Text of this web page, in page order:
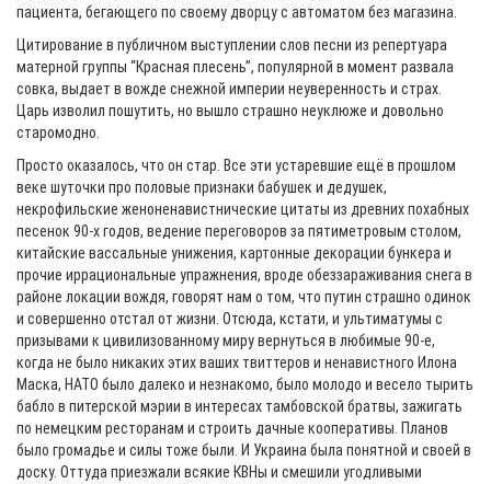
пациента, бегающего по своему дворцу с автоматом без магазина.
Цитирование в публичном выступлении слов песни из репертуара
матерной группы “Красная плесень”, популярной в момент развала
совка, выдает в вожде снежной империи неуверенность и страх.
Царь изволил пошутить, но вышло страшно неуклюже и довольно
старомодно.
Просто оказалось, что он стар. Все эти устаревшие ещё в прошлом
веке шуточки про половые признаки бабушек и дедушек,
некрофильские женоненавистнические цитаты из древних похабных
песенок 90-х годов, ведение переговоров за пятиметровым столом,
китайские вассальные унижения, картонные декорации бункера и
прочие иррациональные упражнения, вроде обеззараживания снега в
районе локации вождя, говорят нам о том, что путин страшно одинок
и совершенно отстал от жизни. Отсюда, кстати, и ультиматумы с
призывами к цивилизованному миру вернуться в любимые 90-е,
когда не было никаких этих ваших твиттеров и ненавистного Илона
Маска, НАТО было далеко и незнакомо, было молодо и весело тырить
бабло в питерской мэрии в интересах тамбовской братвы, зажигать
по немецким ресторанам и строить дачные кооперативы. Планов
было громадье и силы тоже были. И Украина была понятной и своей в
доску. Оттуда приезжали всякие КВНы и смешили угодливыми